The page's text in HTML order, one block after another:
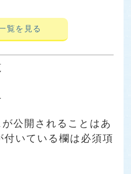
覧を見る
公開されることはあ
付いている欄は必須項